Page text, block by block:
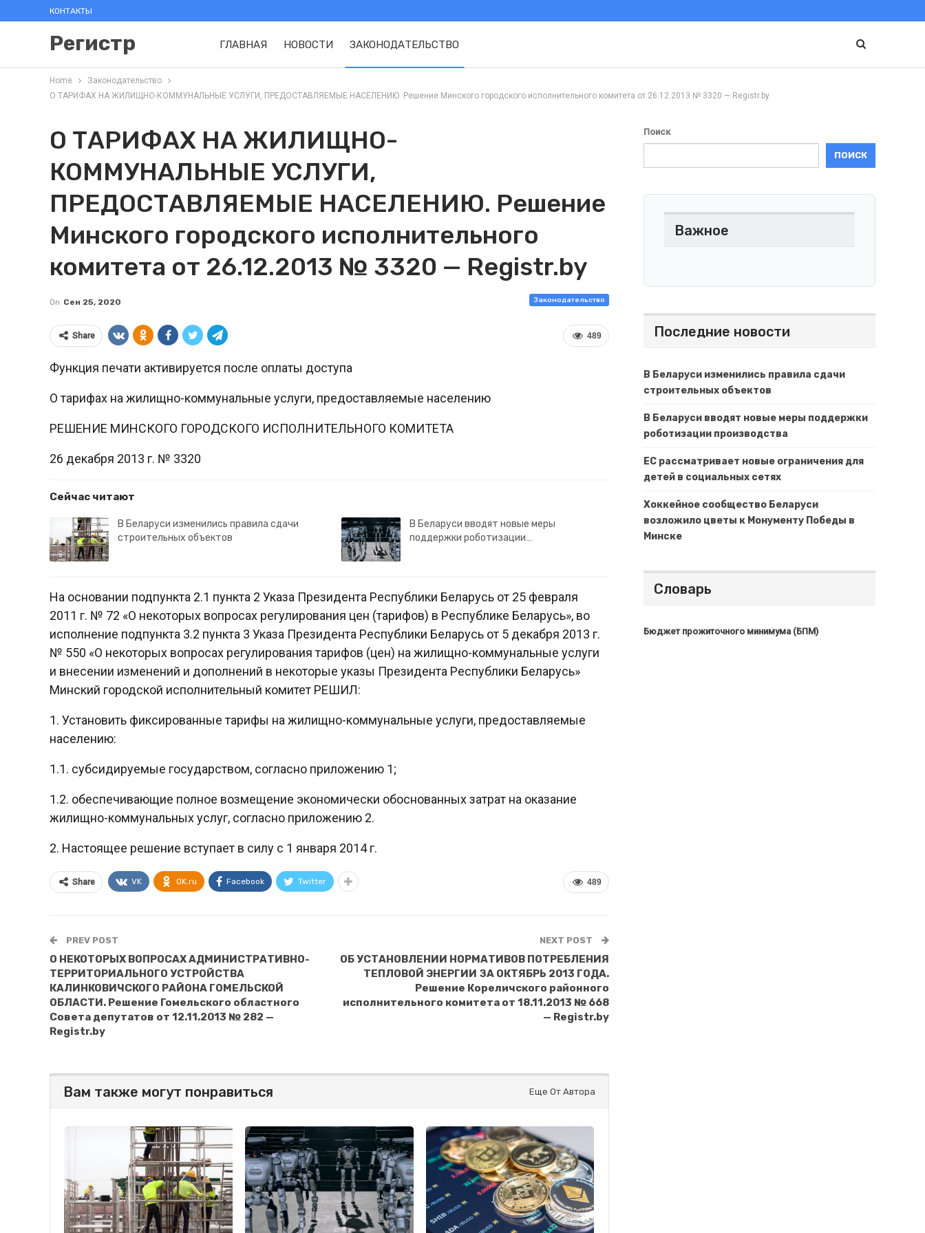
КОНТАКТЫ
Регистр ГЛАВНАЯ НОВОСТИ ЗАКОНОДАТЕЛЬСТВО
Home
Законодательство
О ТАРИФАХ НА ЖИЛИЩНО-КОММУНАЛЬНЫЕ УСЛУГИ, ПРЕДОСТАВЛЯЕМЫЕ НАСЕЛЕНИЮ. Решение Минского городского исполнительного комитета от 26.12.2013 № 3320 — Registr.by
О ТАРИФАХ НА ЖИЛИЩНО-
КОММУНАЛЬНЫЕ УСЛУГИ,
ПРЕДОСТАВЛЯЕМЫЕ НАСЕЛЕНИЮ. Решение
Минского городского исполнительного
комитета от 26.12.2013 № 3320 — Registr.by
Законодательство
On Сен 25, 2020
489
Share
Функция печати активируется после оплаты доступа
О тарифах на жилищно-коммунальные услуги, предоставляемые населению
РЕШЕНИЕ МИНСКОГО ГОРОДСКОГО ИСПОЛНИТЕЛЬНОГО КОМИТЕТА
26 декабря 2013 г. № 3320
Сейчас читают
В Беларуси изменились правила сдачи
строительных объектов
В Беларуси вводят новые меры
поддержки роботизации…
На основании подпункта 2.1 пункта 2 Указа Президента Республики Беларусь от 25 февраля
2011 г. № 72 «О некоторых вопросах регулирования цен (тарифов) в Республике Беларусь», во
исполнение подпункта 3.2 пункта 3 Указа Президента Республики Беларусь от 5 декабря 2013 г.
№ 550 «О некоторых вопросах регулирования тарифов (цен) на жилищно-коммунальные услуги
и внесении изменений и дополнений в некоторые указы Президента Республики Беларусь»
Минский городской исполнительный комитет РЕШИЛ:
1. Установить фиксированные тарифы на жилищно-коммунальные услуги, предоставляемые
населению:
1.1. субсидируемые государством, согласно приложению 1;
1.2. обеспечивающие полное возмещение экономически обоснованных затрат на оказание
жилищно-коммунальных услуг, согласно приложению 2.
2. Настоящее решение вступает в силу с 1 января 2014 г.
489
Share VK OK.ru Facebook Twitter
PREV POST
О НЕКОТОРЫХ ВОПРОСАХ АДМИНИСТРАТИВНО-
ТЕРРИТОРИАЛЬНОГО УСТРОЙСТВА
КАЛИНКОВИЧСКОГО РАЙОНА ГОМЕЛЬСКОЙ
ОБЛАСТИ. Решение Гомельского областного
Совета депутатов от 12.11.2013 № 282 —
Registr.by
NEXT POST
ОБ УСТАНОВЛЕНИИ НОРМАТИВОВ ПОТРЕБЛЕНИЯ
ТЕПЛОВОЙ ЭНЕРГИИ ЗА ОКТЯБРЬ 2013 ГОДА.
Решение Кореличского районного
исполнительного комитета от 18.11.2013 № 668
— Registr.by
Вам также могут понравиться Еще От Автора
Поиск
ПОИСК
Важное
Последние новости
В Беларуси изменились правила сдачи
строительных объектов
В Беларуси вводят новые меры поддержки
роботизации производства
ЕС рассматривает новые ограничения для
детей в социальных сетях
Хоккейное сообщество Беларуси
возложило цветы к Монументу Победы в
Минске
Словарь
Бюджет прожиточного минимума (БПМ)